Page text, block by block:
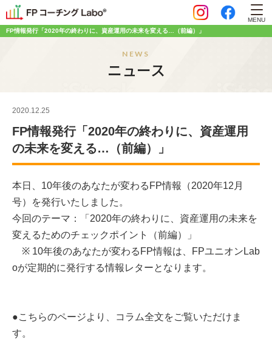
MENU
FP情報発行「2020年の終わりに、資産運用の未来を変える…（前編）」
NEWS
ニュース
2020.12.25
FP情報発行「2020年の終わりに、資産運用
の未来を変える…（前編）」
本日、10年後のあなたが変わるFP情報（2020年12月
号）を発行いたしました。
今回のテーマ：「 2020年の終わりに、資産運用の未来を
変えるためのチェックポイント（前編）
」
※ 10年後のあなたが変わるFP情報は、FPユニオンLab
oが定期的に発行する情報レターとなります。
●こちらのページより、コラム全文をご覧いただけま
す。